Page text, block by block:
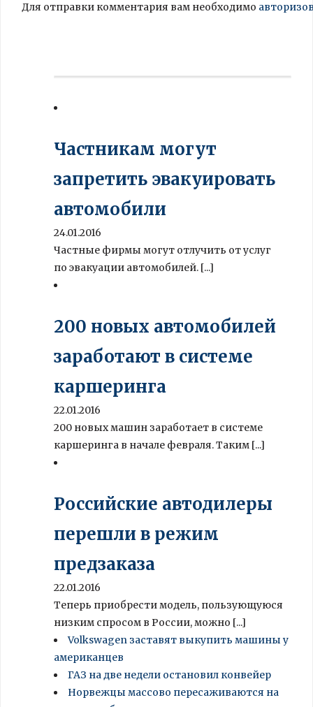
Для отправки комментария вам необходимо
Частникам могут
запретить эвакуировать
автомобили
24.01.2016
Частные фирмы могут отлучить от услуг
по эвакуации автомобилей. [...]
200 новых автомобилей
заработают в системе
каршеринга
22.01.2016
200 новых машин заработает в системе
каршеринга в начале февраля. Таким [...]
Российские автодилеры
перешли в режим
предзаказа
22.01.2016
Теперь приобрести модель, пользующуюся
низким спросом в России, можно [...]
Volkswagen заставят выкупить машины у
американцев
ГАЗ на две недели остановил конвейер
Норвежцы массово пересаживаются на